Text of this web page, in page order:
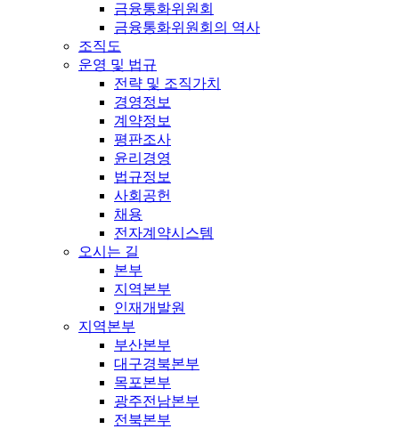
금융통화위원회
금융통화위원회의 역사
조직도
운영 및 법규
전략 및 조직가치
경영정보
계약정보
평판조사
윤리경영
법규정보
사회공헌
채용
전자계약시스템
오시는 길
본부
지역본부
인재개발원
지역본부
부산본부
대구경북본부
목포본부
광주전남본부
전북본부